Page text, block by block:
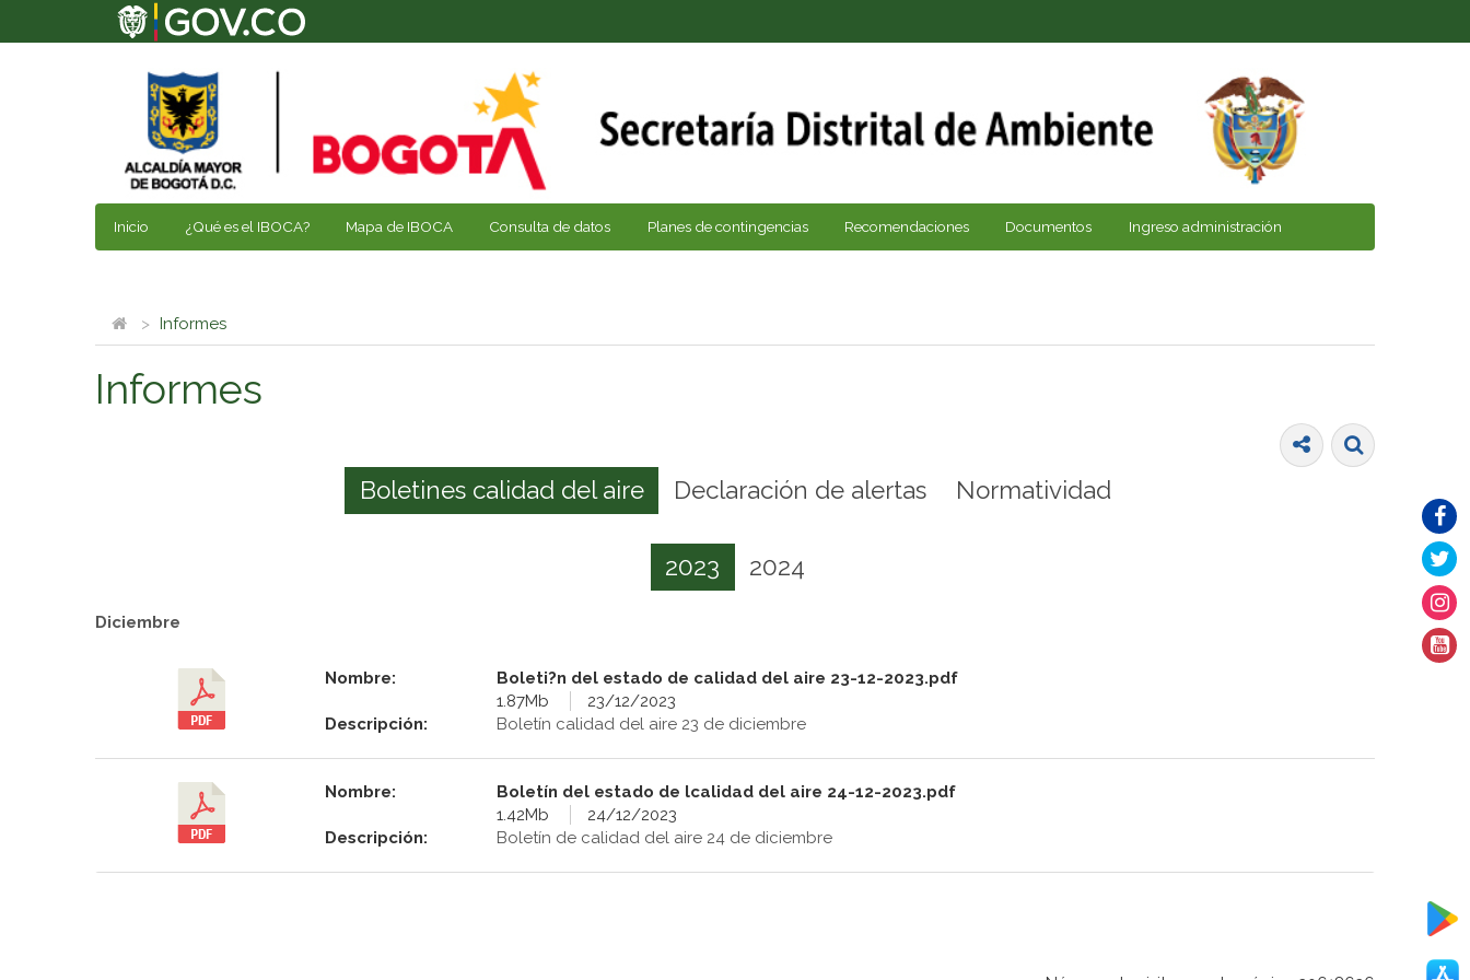
Inicio ¿Qué es el IBOCA? Mapa de IBOCA Consulta de datos Planes de contingencias Recomendaciones Documentos Ingreso administración
Informes
Informes
Boletines calidad del aire Declaración de alertas Normatividad
2023 2024
Diciembre
Nombre:
Boleti?n del estado de calidad del aire 23-12-2023.pdf
1.87Mb
23/12/2023
Descripción:
Boletín calidad del aire 23 de diciembre
Nombre:
Boletín del estado de lcalidad del aire 24-12-2023.pdf
1.42Mb
24/12/2023
Descripción:
Boletín de calidad del aire 24 de diciembre